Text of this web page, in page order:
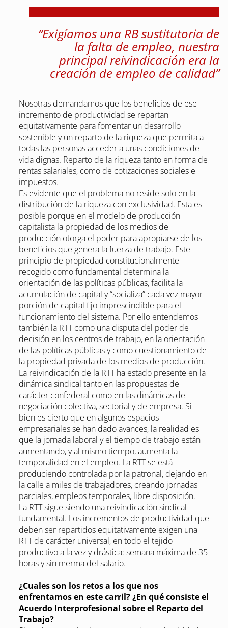
“Exigíamos una RB sustitutoria de
la falta de empleo, nuestra
principal reivindicación era la
creación de empleo de calidad”
Nosotras demandamos que los beneficios de ese
incremento de productividad se repartan
equitativamente para fomentar un desarrollo
sostenible y un reparto de la riqueza que permita a
todas las personas acceder a unas condiciones de
vida dignas. Reparto de la riqueza tanto en forma de
rentas salariales, como de cotizaciones sociales e
impuestos.
Es evidente que el problema no reside solo en la
distribución de la riqueza con exclusividad. Esta es
posible porque en el modelo de producción
capitalista la propiedad de los medios de
producción otorga el poder para apropiarse de los
beneficios que genera la fuerza de trabajo. Este
principio de propiedad constitucionalmente
recogido como fundamental determina la
orientación de las políticas públicas, facilita la
acumulación de capital y “socializa” cada vez mayor
porción de capital fijo imprescindible para el
funcionamiento del sistema. Por ello entendemos
también la RTT como una disputa del poder de
decisión en los centros de trabajo, en la orientación
de las políticas públicas y como cuestionamiento de
la propiedad privada de los medios de producción.
La reivindicación de la RTT ha estado presente en la
dinámica sindical tanto en las propuestas de
carácter confederal como en las dinámicas de
negociación colectiva, sectorial y de empresa. Si
bien es cierto que en algunos espacios
empresariales se han dado avances, la realidad es
que la jornada laboral y el tiempo de trabajo están
aumentando, y al mismo tiempo, aumenta la
temporalidad en el empleo. La RTT se está
produciendo controlada por la patronal, dejando en
la calle a miles de trabajadores, creando jornadas
parciales, empleos temporales, libre disposición.
La RTT sigue siendo una reivindicación sindical
fundamental. Los incrementos de productividad que
deben ser repartidos equitativamente exigen una
RTT de carácter universal, en todo el tejido
productivo a la vez y drástica: semana máxima de 35
horas y sin merma del salario.
¿Cuales son los retos a los que nos
enfrentamos en este carril? ¿En qué consiste el
Acuerdo Interprofesional sobre el Reparto del
Trabajo?